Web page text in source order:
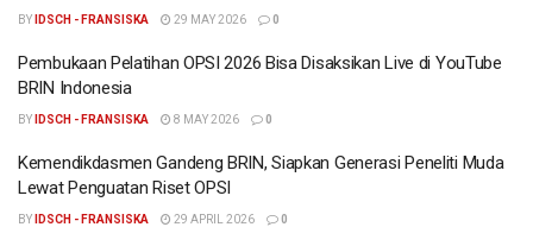
BY IDSCH - FRANSISKA 29 MAY 2026 0
Pembukaan Pelatihan OPSI 2026 Bisa Disaksikan Live di YouTube
BRIN Indonesia
BY IDSCH - FRANSISKA 8 MAY 2026 0
Kemendikdasmen Gandeng BRIN, Siapkan Generasi Peneliti Muda
Lewat Penguatan Riset OPSI
BY IDSCH - FRANSISKA 29 APRIL 2026 0